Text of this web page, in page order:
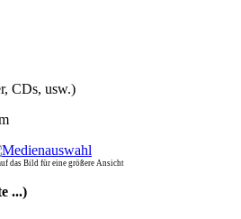
CDs, usw.)
das Bild für eine größere Ansicht
...)